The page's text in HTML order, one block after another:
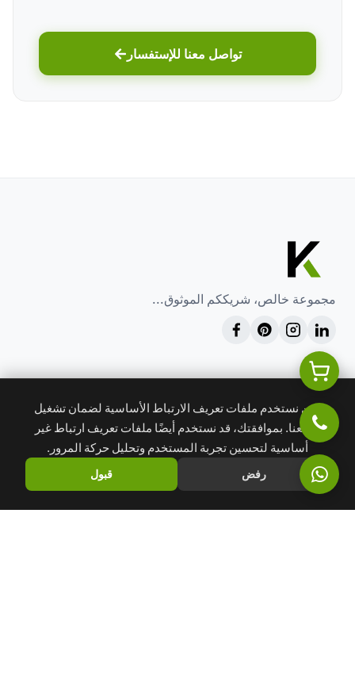
تواصل معنا للإستفسار
مجموعة خالص، شريككم الموثوق...
خدماتنا
إدارة المشاريع
الاستشارات الهندسية
الشركة
نبذة عنا
تواصل معنا
نحن نستخدم ملفات تعريف الارتباط الأساسية لضمان تشغيل
موقعنا. بموافقتك، قد نستخدم أيضًا ملفات تعريف ارتباط غير
أساسية لتحسين تجربة المستخدم وتحليل حركة المرور.
رفض قبول